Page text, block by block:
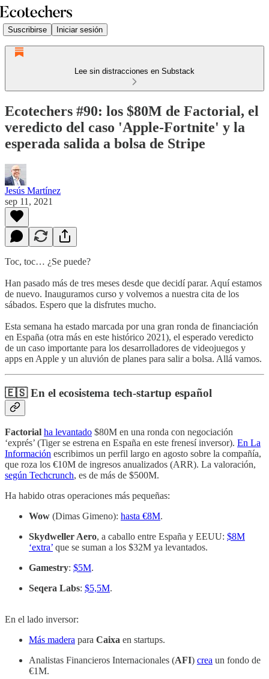
Suscribirse Iniciar sesión
Lee sin distracciones en Substack
Ecotechers #90: los $80M de Factorial, el
veredicto del caso 'Apple-Fortnite' y la
esperada salida a bolsa de Stripe
Jesús Martínez
sep 11, 2021
Toc, toc… ¿Se puede?
Han pasado más de tres meses desde que decidí parar. Aquí estamos
de nuevo. Inauguramos curso y volvemos a nuestra cita de los
sábados. Espero que la disfrutes mucho.
Esta semana ha estado marcada por una gran ronda de financiación
en España (otra más en este histórico 2021), el esperado veredicto
de un caso importante para los desarrolladores de videojuegos y
apps en Apple y un aluvión de planes para salir a bolsa. Allá vamos.
🇪🇸 En el ecosistema tech-startup español
Factorial ha levantado $80M en una ronda con negociación
‘exprés’ (Tiger se estrena en España en este frenesí inversor). En La
Información escribimos un perfil largo en agosto sobre la compañía,
que roza los €10M de ingresos anualizados (ARR). La valoración,
según Techcrunch, es de más de $500M.
Ha habido otras operaciones más pequeñas:
Wow (Dimas Gimeno): hasta €8M.
Skydweller Aero, a caballo entre España y EEUU: $8M
‘extra’ que se suman a los $32M ya levantados.
Gamestry: $5M.
Seqera Labs: $5,5M.
En el lado inversor:
Más madera para Caixa en startups.
Analistas Financieros Internacionales (AFI) crea un fondo de
€1M.